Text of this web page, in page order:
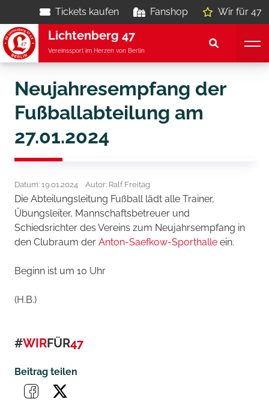
Tickets kaufen Fanshop Wir für 47
Lichtenberg 47
Vereinssport im Herzen von Berlin
Neujahresempfang der
Fußballabteilung am
27.01.2024
Datum: 19.01.2024 Autor: Ralf Freitag
Die Abteilungsleitung Fußball lädt alle Trainer,
Übungsleiter, Mannschaftsbetreuer und
Schiedsrichter des Vereins zum Neujahrsempfang in
den Clubraum der Anton-Saefkow-Sporthalle ein.
Beginn ist um 10 Uhr
(H.B.)
#WIRFÜR47
Beitrag teilen